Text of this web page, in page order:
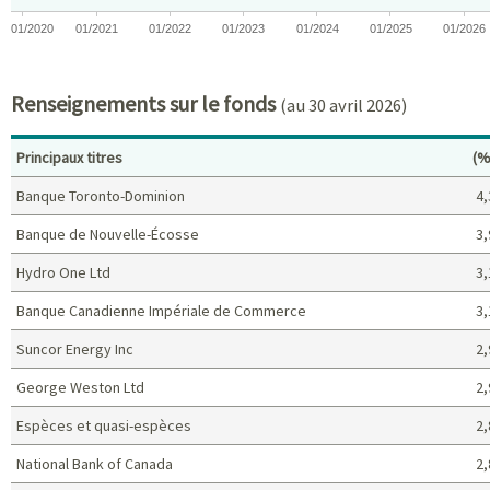
01/2020 01/2021 01/2022 01/2023 01/2024 01/2025 01/2026
Renseignements sur le fonds(au 30 avril 2026)
Principaux titres
Banque Toronto-Dominion
Banque de Nouvelle-Écosse
Hydro One Ltd
Banque Canadienne Impériale de Commerce
Suncor Energy Inc
George Weston Ltd
Espèces et quasi-espèces
National Bank of Canada